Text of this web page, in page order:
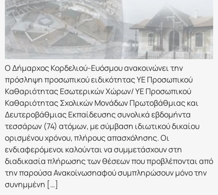
Ο Δήμαρχος Κορδελιού-Ευόσμου ανακοινώνει την
πρόσληψη προσωπικού ειδικότητας ΥΕ Προσωπικού
Καθαριότητας Εσωτερικών Χώρων/ ΥΕ Προσωπικού
Καθαριότητας Σχολικών Μονάδων Πρωτοβάθμιας και
Δευτεροβάθμιας Εκπαίδευσης συνολικά εβδομήντα
τεσσάρων (74) ατόμων, με σύμβαση ιδιωτικού δικαίου
ορισμένου χρόνου, πλήρους απασχόλησης. Οι
ενδιαφερόμενοι καλούνται να συμμετάσχουν στη
διαδικασία πλήρωσης των θέσεων που προβλέπονται από
την παρούσα Ανακοίνωσηαφού συμπληρώσουν μόνο την
συνημμένη […]